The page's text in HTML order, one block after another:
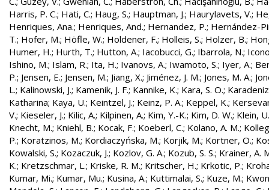
Harris, P. C.; Hati, C.; Haug, S.; Hauptman, J.; Haurylavets, V.;
Henriques, Ana.; Henriques, And.; Hernandez, P.; Hernández-
T.; Hofer, M.; Höfle, W.; Holdener, F.; Holleis, S.; Holzer, B.;
Humer, H.; Hurth, T.; Hutton, A.; Iacobucci, G.; Ibarrola, N.;
Ishino, M.; Islam, R.; Ita, H.; Ivanovs, A.; Iwamoto, S.; Iyer, A.;
P.; Jensen, E.; Jensen, M.; Jiang, X.; Jiménez, J. M.; Jones, M. A.;
L.; Kalinowski, J.; Kamenik, J. F.; Kannike, K.; Kara, S. O.;
Katharina; Kaya, U.; Keintzel, J.; Keinz, P. A.; Keppel, K.;
V.; Kieseler, J.; Kilic, A.; Kilpinen, A.; Kim, Y.-K.; Kim, D. W.; Klein, U.
Knecht, M.; Kniehl, B.; Kocak, F.; Koeberl, C.; Kolano, A. M.;
P.; Koratzinos, M.; Kordiaczyńska, M.; Korjik, M.; Kortner, O.;
Kowalski, S.; Kozaczuk, J.; Kozlov, G. A.; Kozub, S. S.; Krainer, A.
K.; Kretzschmar, L.; Kriske, R. M.; Kritscher, H.; Krkotic, P.;
Kumar, Mi.; Kumar, Mu.; Kusina, A.; Kuttimalai, S.; Kuze, M.;